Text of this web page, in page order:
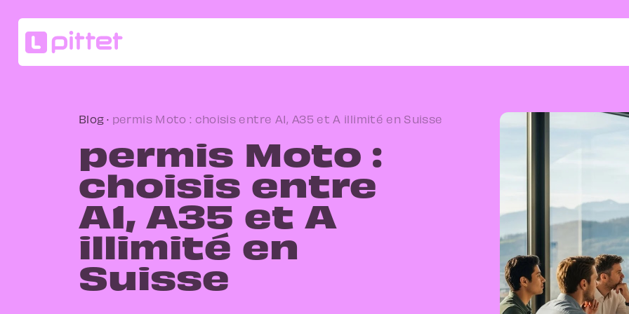
Blog · permis Moto : choisis entre A1, A35 et A illimité en Suisse
permis Moto :
choisis entre
A1, A35 et A
illimité en
Suisse